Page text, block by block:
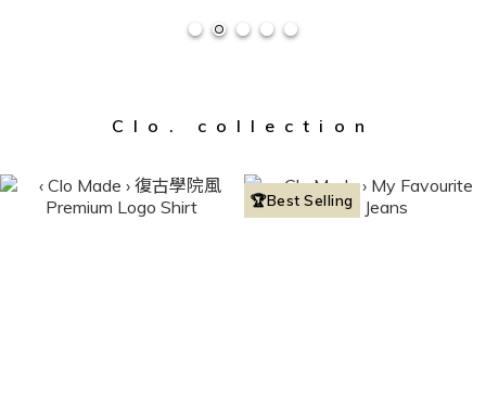
Clo. collection
🏆Best Selling